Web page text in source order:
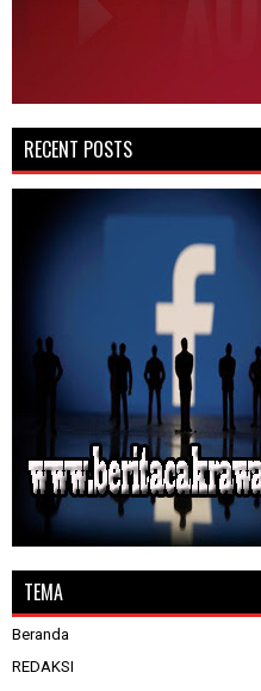
RECENT POSTS
TEMA
Beranda
REDAKSI